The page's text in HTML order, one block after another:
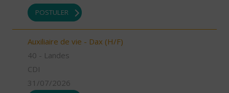
POSTULER
Auxiliaire de vie - Dax (H/F)
40 - Landes
CDI
31/07/2026